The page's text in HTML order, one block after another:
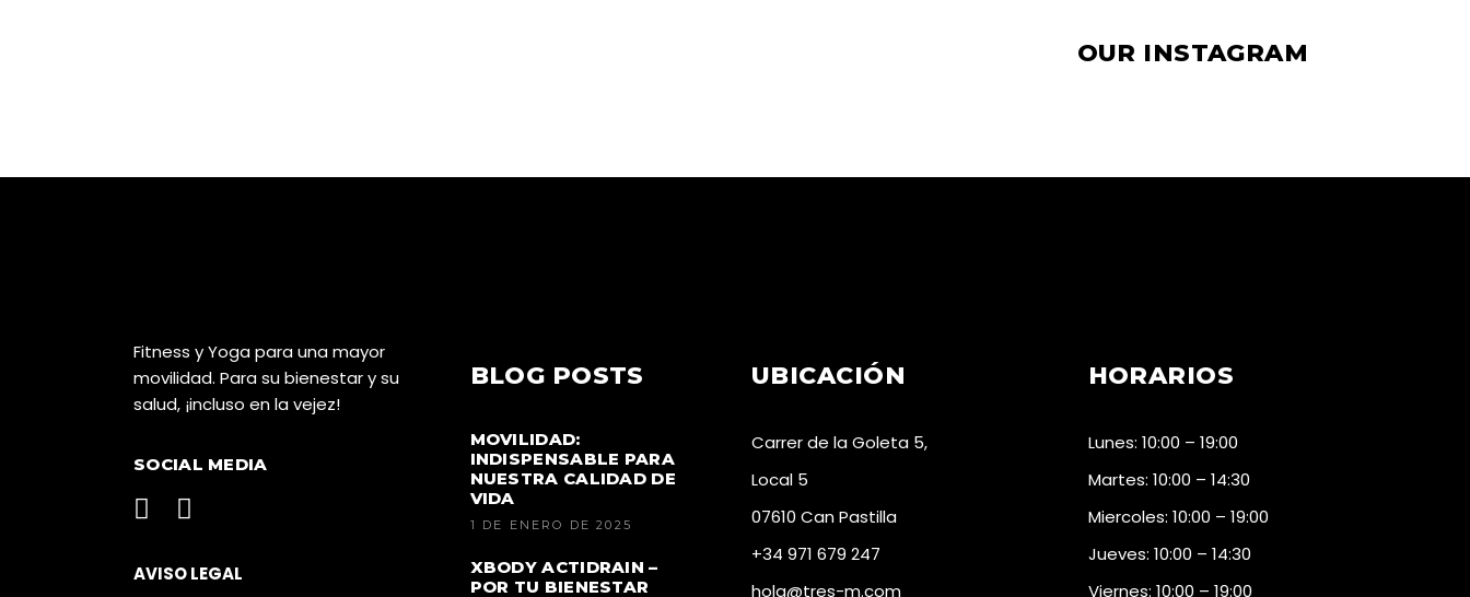
OUR INSTAGRAM
Fitness y Yoga para una mayor
movilidad. Para su bienestar y su
salud, ¡incluso en la vejez!
SOCIAL MEDIA
AVISO LEGAL
BLOG POSTS
MOVILIDAD:
INDISPENSABLE PARA
NUESTRA CALIDAD DE
VIDA
1 DE ENERO DE 2025
XBODY ACTIDRAIN –
POR TU BIENESTAR
UBICACIÓN
Carrer de la Goleta 5,
Local 5
07610 Can Pastilla
+34 971 679 247
hola@tres-m.com
HORARIOS
Lunes: 10:00 – 19:00
Martes: 10:00 – 14:30
Miercoles: 10:00 – 19:00
Jueves: 10:00 – 14:30
Viernes: 10:00 – 19:00